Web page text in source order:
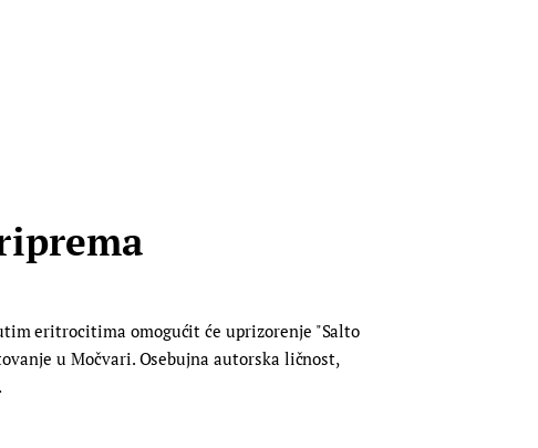
eritrocitima omogućit će uprizorenje "Salto
u Močvari. Osebujna autorska ličnost,